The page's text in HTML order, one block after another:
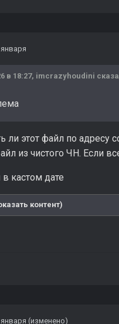
в 18:27, imcrazyhoudini
ли этот файл по
из чистого ЧН. Если
кастом дате
контент)
(изменено)